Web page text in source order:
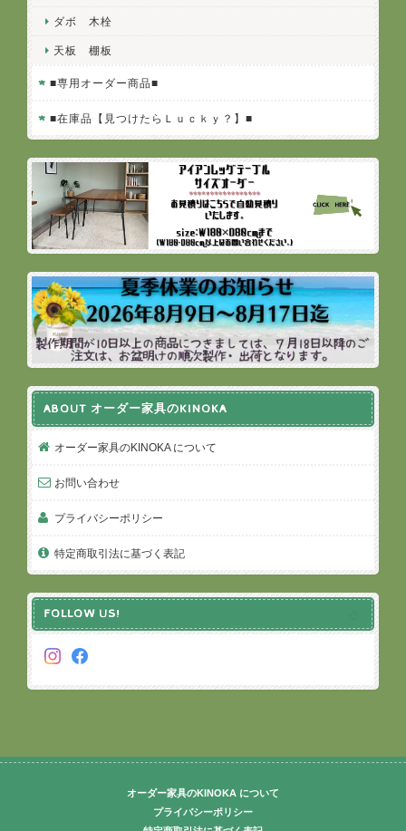
ダボ 木栓
天板 棚板
■専用オーダー商品■
■在庫品【見つけたらＬｕｃｋｙ？】■
ABOUT オーダー家具のKINOKA
オーダー家具のKINOKA について
お問い合わせ
プライバシーポリシー
特定商取引法に基づく表記
FOLLOW US!
オーダー家具のKINOKA について
プライバシーポリシー